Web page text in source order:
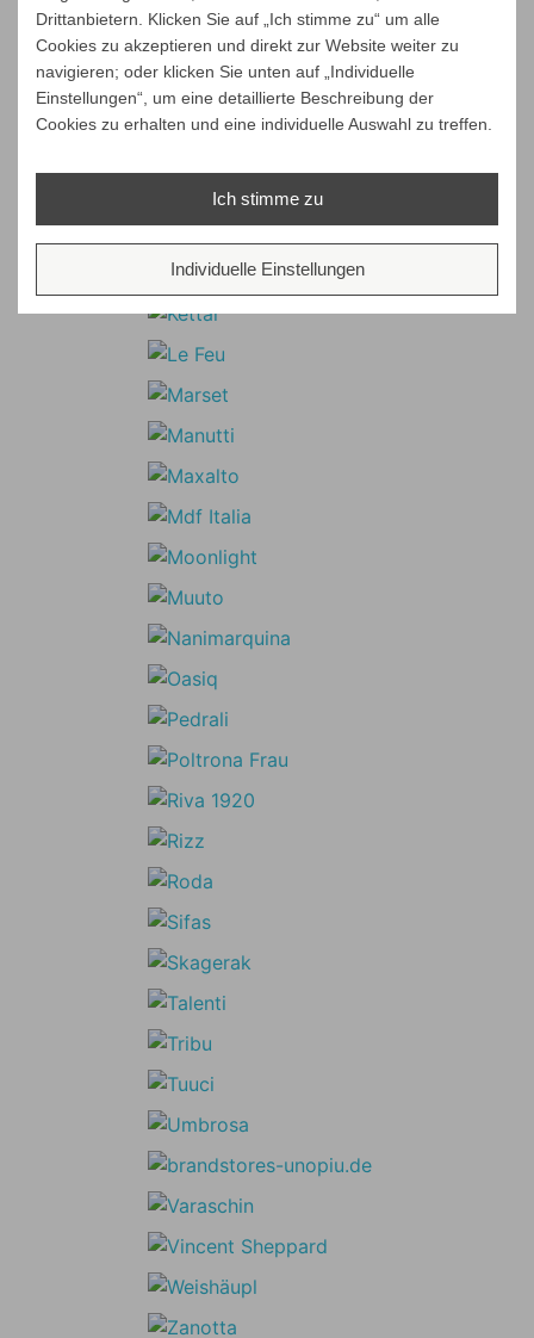
Drittanbietern. Klicken Sie auf „Ich stimme zu“ um alle
Cookies zu akzeptieren und direkt zur Website weiter zu
navigieren; oder klicken Sie unten auf „Individuelle
Einstellungen“, um eine detaillierte Beschreibung der
Cookies zu erhalten und eine individuelle Auswahl zu treffen.
Ich stimme zu
Individuelle Einstellungen